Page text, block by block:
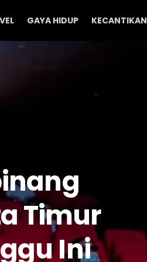
GAYA HIDUP KECANTIKAN
Timur
Ini